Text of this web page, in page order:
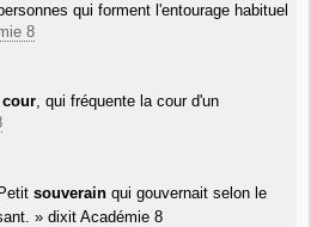
qui forment l'entourage habituel
8
cour, qui fréquente la cour d'un
Petit souverain qui gouvernait selon le
» dixit Académie 8